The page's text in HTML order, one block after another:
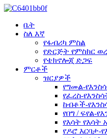
ቤት
ስለ እኛ
የፋብሪካ ምስል
የድርጅት የምስክር
የቴክኖሎጂ ድጋፍ
ምርቶች
ዝርያዎች
የግመል-
የፈረስ-
ከብቶች-
የበግ / ፍየል-
የእሳት የእሳት
የዶሮ እርባታ-